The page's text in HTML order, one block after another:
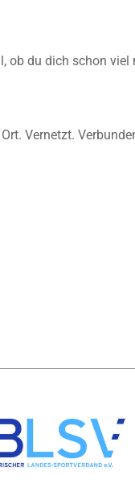
ob du dich schon
Vernetzt.